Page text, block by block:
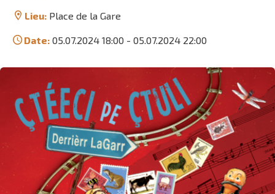
Lieu: Place de la Gare
Date: 05.07.2024 18:00 -05.07.2024 22:00